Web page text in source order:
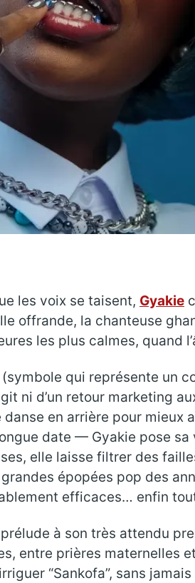
les voix se taisent, Gyakie
offrande, la chanteuse
les plus calmes, quand
qui représente un
ni d’un retour marketing
en arrière pour mieux
date — Gyakie pose sa
elle laisse filtrer des
épopées pop des
efficaces… enfin
à son très attendu
entre prières maternelles
“Sankofa”, sans